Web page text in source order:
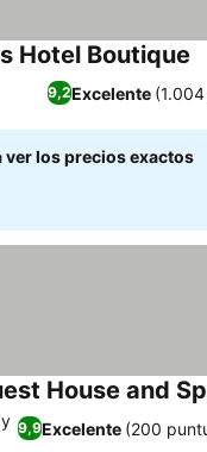
Hotel Boutique
9,2Excelente
ver los precios exactos
House and
9,9Excelente (200